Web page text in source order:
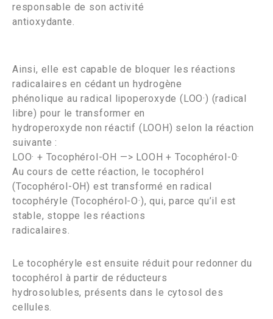
responsable de son activité
antioxydante.
Ainsi, elle est capable de bloquer les réactions
radicalaires en cédant un hydrogène
phénolique au radical lipoperoxyde (LOO·) (radical
libre) pour le transformer en
hydroperoxyde non réactif (LOOH) selon la réaction
suivante :
LOO· + Tocophérol-OH —> LOOH + Tocophérol-0·
Au cours de cette réaction, le tocophérol
(Tocophérol-OH) est transformé en radical
tocophéryle (Tocophérol-O·), qui, parce qu’il est
stable, stoppe les réactions
radicalaires.
Le tocophéryle est ensuite réduit pour redonner du
tocophérol à partir de réducteurs
hydrosolubles, présents dans le cytosol des
cellules.